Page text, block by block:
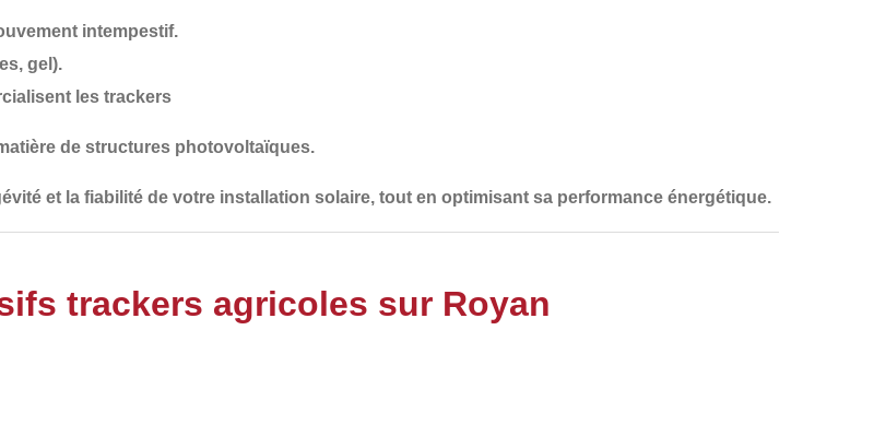
intempestif.
gel).
les trackers
de structures photovoltaïques.
et la fiabilité de votre installation solaire, tout en optimisant sa performance énergétique.
trackers agricoles sur Royan